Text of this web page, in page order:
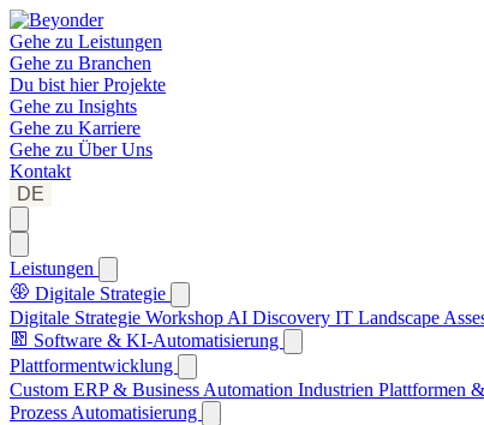
Gehe zu Leistungen
Gehe zu Branchen
Du bist hierProjekte
Gehe zu Insights
Gehe zu Karriere
Gehe zu Über Uns
Kontakt
DE
Leistungen
Digitale Strategie
Digitale Strategie Workshop AI Discovery IT Landscape
Software & KI-Automatisierung
Plattformentwicklung
Custom ERP & Business Automation Industrien Plattformen
Prozess Automatisierung